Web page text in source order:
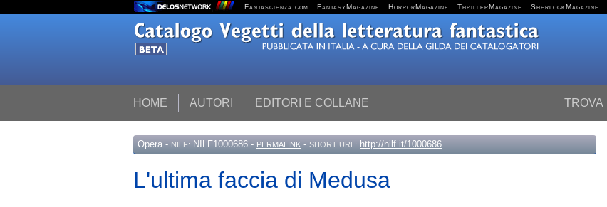
Fantascienza.com FantasyMagazine HorrorMagazine ThrillerMagazine SherlockMagazine
TROVA
HOME AUTORI EDITORI E COLLANE
Opera - NILF: NILF1000686 - PERMALINK - SHORT URL: http://nilf.it/1000686
L'ultima faccia di Medusa